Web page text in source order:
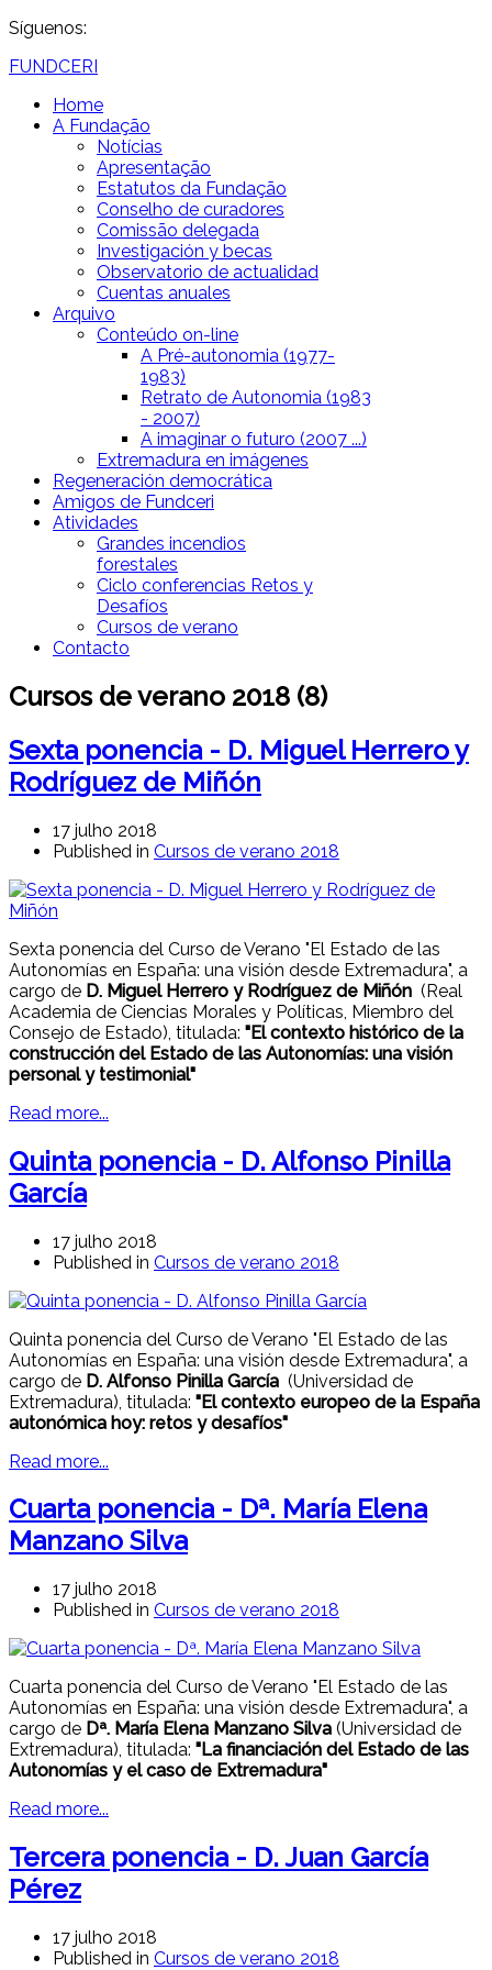
Síguenos:
FUNDCERI
Home
A Fundação
Notícias
Apresentação
Estatutos da Fundação
Conselho de curadores
Comissão delegada
Investigación y becas
Observatorio de actualidad
Cuentas anuales
Arquivo
Conteúdo on-line
A Pré-autonomia (1977-
1983)
Retrato de Autonomia (1983
- 2007)
A imaginar o futuro (2007 ...)
Extremadura en imágenes
Regeneración democrática
Amigos de Fundceri
Atividades
Grandes incendios
forestales
Ciclo conferencias Retos y
Desafíos
Cursos de verano
Contacto
Cursos de verano 2018 (8)
Sexta ponencia - D. Miguel Herrero y
Rodríguez de Miñón
17 julho 2018
Published in Cursos de verano 2018
Sexta ponencia del Curso de Verano "El Estado de las
Autonomías en España: una visión desde Extremadura", a
cargo de D. Miguel Herrero y Rodríguez de Miñón (Real
Academia de Ciencias Morales y Políticas, Miembro del
Consejo de Estado), titulada: "El contexto histórico de la
construcción del Estado de las Autonomías: una visión
personal y testimonial"
Read more...
Quinta ponencia - D. Alfonso Pinilla
García
17 julho 2018
Published in Cursos de verano 2018
Quinta ponencia del Curso de Verano "El Estado de las
Autonomías en España: una visión desde Extremadura", a
cargo de D. Alfonso Pinilla García (Universidad de
Extremadura), titulada: "El contexto europeo de la España
autonómica hoy: retos y desafíos"
Read more...
Cuarta ponencia - Dª. María Elena
Manzano Silva
17 julho 2018
Published in Cursos de verano 2018
Cuarta ponencia del Curso de Verano "El Estado de las
Autonomías en España: una visión desde Extremadura", a
cargo de Dª. María Elena Manzano Silva (Universidad de
Extremadura), titulada: "La financiación del Estado de las
Autonomías y el caso de Extremadura"
Read more...
Tercera ponencia - D. Juan García
Pérez
17 julho 2018
Published in Cursos de verano 2018